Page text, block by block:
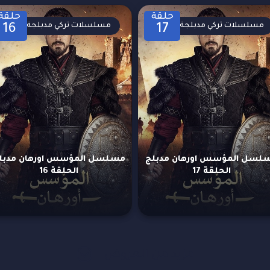
حلقة
17
المؤسس اورهان مدبلج
الحلقة 17
مسلسلات تركي مدبلجة 16
مسلسل المؤسس اورهان
الحلقة 16
مسلسلات تركي مدبلجة